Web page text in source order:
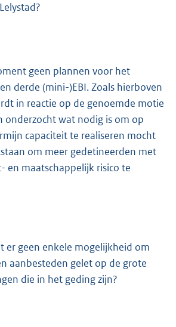
geen plannen voor het
derde (mini-)EBI. Zoals hierboven
in reactie op de genoemde motie
onderzocht wat nodig is om op
capaciteit te realiseren mocht
om meer gedetineerden met
en maatschappelijk risico te
er geen enkele mogelijkheid om
aanbesteden gelet op de grote
die in het geding zijn?